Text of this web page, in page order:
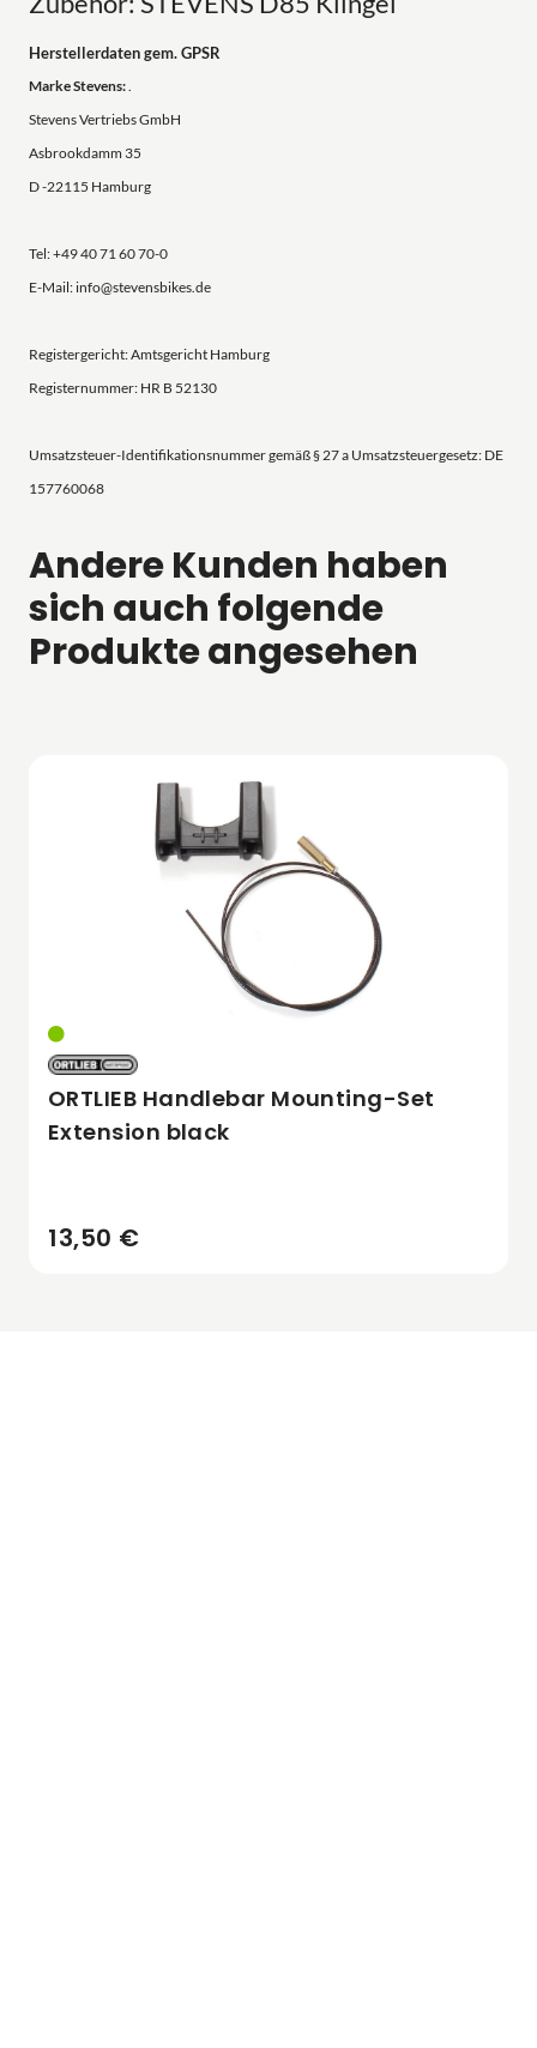
Herstellerdaten gem. GPSR
Marke Stevens:.
Stevens Vertriebs GmbH
Asbrookdamm 35
D -22115 Hamburg
Tel: +49 40 71 60 70-0
E-Mail: info@stevensbikes.de
Registergericht: Amtsgericht Hamburg
Registernummer: HR B 52130
Umsatzsteuer-Identifikationsnummer gemäß § 27 a Umsatzsteuergesetz: DE
157760068
Andere Kunden haben
sich auch folgende
Produkte angesehen
ORTLIEB Handlebar Mounting-Set
Extension black
13,50 €